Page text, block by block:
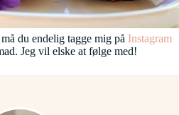
du endelig tagge mig på Instagram
Jeg vil elske at følge med!